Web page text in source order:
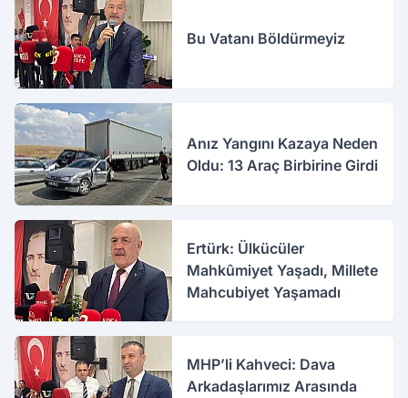
Bu Vatanı Böldürmeyiz
Anız Yangını Kazaya Neden
Oldu: 13 Araç Birbirine Girdi
Ertürk: Ülkücüler
Mahkûmiyet Yaşadı, Millete
Mahcubiyet Yaşamadı
MHP’li Kahveci: Dava
Arkadaşlarımız Arasında